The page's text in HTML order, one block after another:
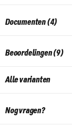
Documenten (4)
Beoordelingen (9)
Alle varianten
Nog vragen?